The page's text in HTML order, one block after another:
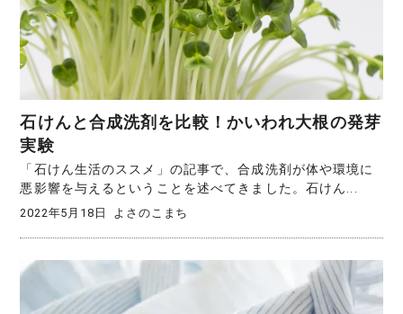
石けんと合成洗剤を比較！かいわれ大根の発芽
実験
「石けん生活のススメ」の記事で、合成洗剤が体や環境に
悪影響を与えるということを述べてきました。石けん...
2022年5月18日 よさのこまち